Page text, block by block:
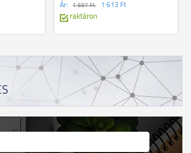
Ár: 1 697 Ft
1 613 Ft
raktáron